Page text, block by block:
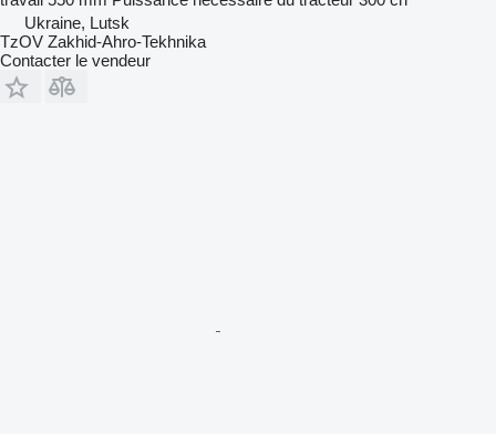
Ukraine, Lutsk
TzOV Zakhid-Ahro-Tekhnika
Contacter le vendeur